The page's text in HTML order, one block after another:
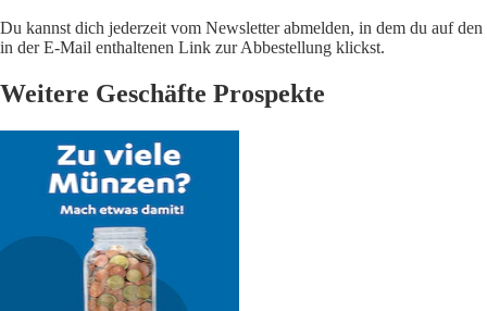
Du kannst dich jederzeit vom Newsletter abmelden, in dem du auf den
in der E-Mail enthaltenen Link zur Abbestellung klickst.
Weitere Geschäfte Prospekte